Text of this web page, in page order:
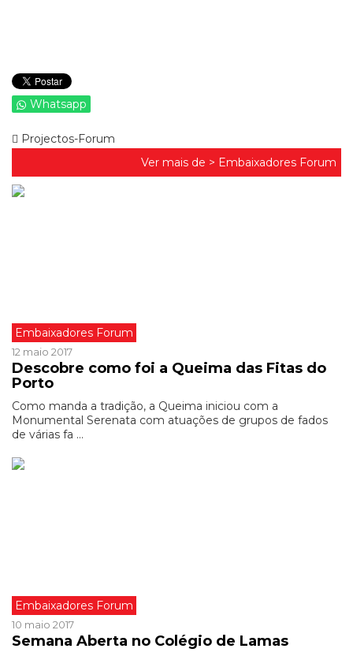
Whatsapp
Projectos-Forum
Ver mais de > Embaixadores Forum
Embaixadores Forum
12 maio 2017
Descobre como foi a Queima das Fitas do
Porto
Como manda a tradição, a Queima iniciou com a
Monumental Serenata com atuações de grupos de fados
de várias fa ...
Embaixadores Forum
10 maio 2017
Semana Aberta no Colégio de Lamas